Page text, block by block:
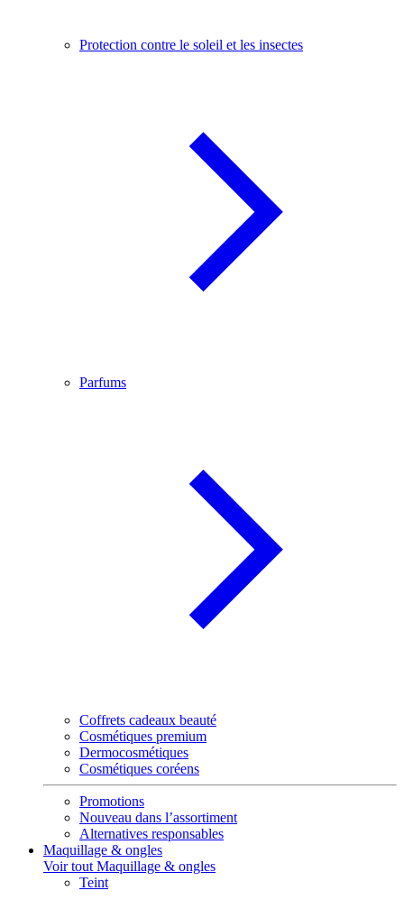
Protection contre le soleil et les insectes
Parfums
Coffrets cadeaux beauté
Cosmétiques premium
Dermocosmétiques
Cosmétiques coréens
Promotions
Nouveau dans l’assortiment
Alternatives responsables
Maquillage & ongles
Voir tout Maquillage & ongles
Teint